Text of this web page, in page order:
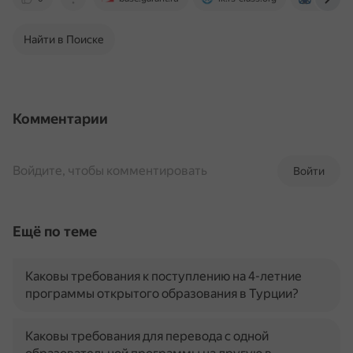
Найти в Поиске
Комментарии
Войти
Войдите, чтобы комментировать
Ещё по теме
Каковы требования к поступлению на 4-летние
программы открытого образования в Турции?
Каковы требования для перевода с одной